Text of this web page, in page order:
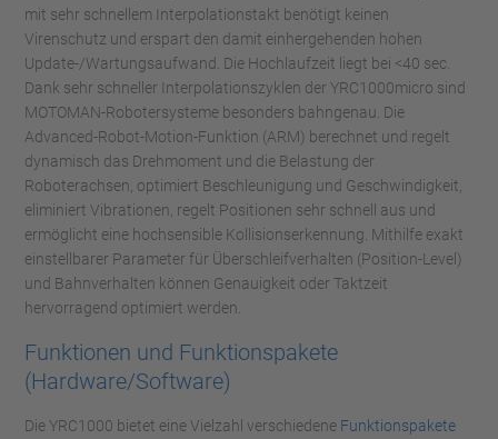
mit sehr schnellem Interpolationstakt benötigt keinen
Virenschutz und erspart den damit einhergehenden hohen
Update-/Wartungsaufwand. Die Hochlaufzeit liegt bei <40 sec.
Dank sehr schneller Interpolationszyklen der YRC1000micro sind
MOTOMAN-Robotersysteme besonders bahngenau. Die
Advanced-Robot-Motion-Funktion (ARM) berechnet und regelt
dynamisch das Drehmoment und die Belastung der
Roboterachsen, optimiert Beschleunigung und Geschwindigkeit,
eliminiert Vibrationen, regelt Positionen sehr schnell aus und
ermöglicht eine hochsensible Kollisionserkennung. Mithilfe exakt
einstellbarer Parameter für Überschleifverhalten (Position-Level)
und Bahnverhalten können Genauigkeit oder Taktzeit
hervorragend optimiert werden.
Funktionen und Funktionspakete
(Hardware/Software)
Die YRC1000 bietet eine Vielzahl verschiedene Funktionspakete